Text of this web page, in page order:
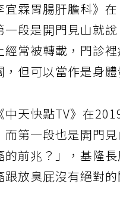
宜霖胃腸肝膽科》
一段是開門見山就
經常被轉載，門診
但可以當作是身體
中天快點TV》在
而第一段也是開門
的前兆？」，基隆
跟放臭屁沒有絕對